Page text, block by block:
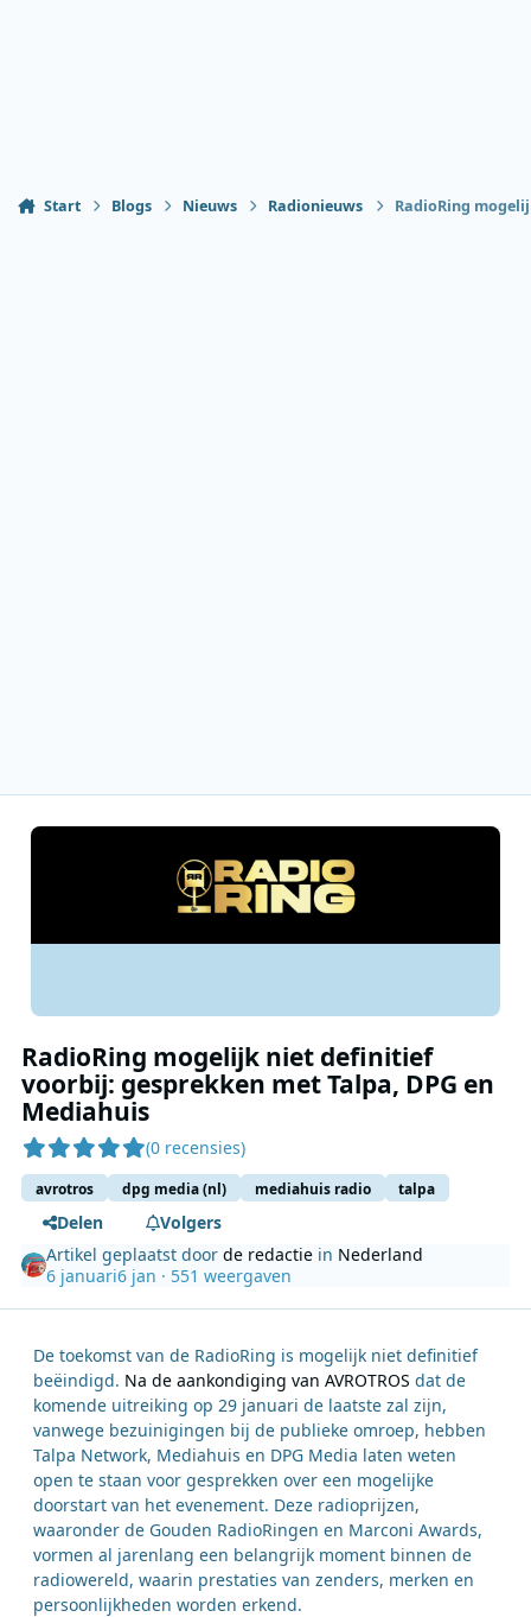
Start Blogs Nieuws Radionieuws RadioRing
RadioRing mogelijk niet definitief
voorbij: gesprekken met Talpa, DPG en
Mediahuis
(0 recensies)
avrotros dpg media (nl) mediahuis radio talpa
Delen
Volgers
Artikel geplaatst doorde redactie in Nederland
6 januari6 jan · 551 weergaven
De toekomst van de RadioRing is mogelijk niet definitief
beëindigd. Na de aankondiging van AVROTROS dat de
komende uitreiking op 29 januari de laatste zal zijn,
vanwege bezuinigingen bij de publieke omroep, hebben
Talpa Network, Mediahuis en DPG Media laten weten
open te staan voor gesprekken over een mogelijke
doorstart van het evenement. Deze radioprijzen,
waaronder de Gouden RadioRingen en Marconi Awards,
vormen al jarenlang een belangrijk moment binnen de
radiowereld, waarin prestaties van zenders, merken en
persoonlijkheden worden erkend.